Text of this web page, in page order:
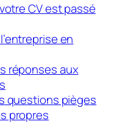
CV est passé
en
réponses aux
questions pièges
propres